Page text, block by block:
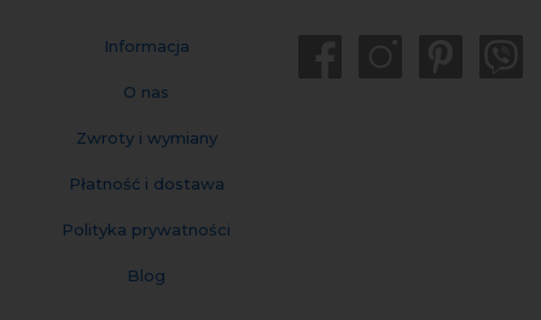
Informacja
O nas
Zwroty i wymiany
Płatność i dostawa
Polityka prywatności
Blog